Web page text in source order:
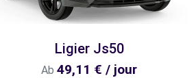
Ligier Js50
Ab 49,11 € / jour